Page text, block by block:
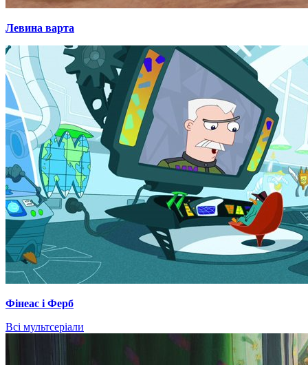
Левина варта
Фінеас і Ферб
Всі мультсеріали